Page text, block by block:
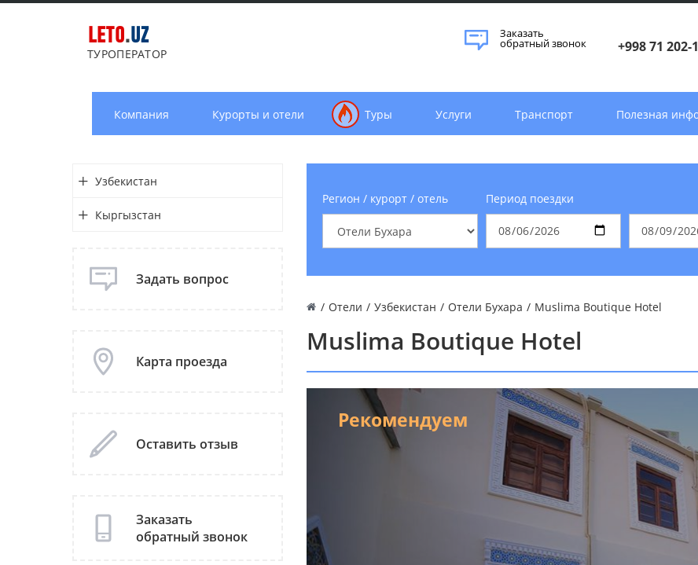
LETO.UZ
ТУРОПЕРАТОР
Заказать
обратный звонок +998 71 202-
Компания Курорты и отели Туры Услуги Транспорт Полезная
Регион / курорт / отель Период поездки
/ Отели / Узбекистан / Отели Бухара / Muslima Boutique Hotel
Muslima Boutique Hotel
Узбекистан
Кыргызстан
Задать вопрос
Карта проезда
Оставить отзыв
Заказать
обратный звонок
Рекомендуем